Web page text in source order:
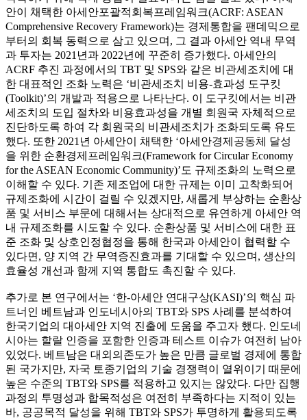
안이 채택한 아세안포괄적회복프레임워크(ACRF: ASEAN
Comprehensive Recovery Framework)는 경제통합을 팬데믹으로
부터의 회복 동력으로 삼고 있으며, 그 결과 아세안 역내 무역
과 투자는 2021년과 2022년에 꾸준히 증가했다. 아세안의
ACRF 추진 과정에서의 TBT 및 SPS와 같은 비관세조치에 대
한 대표적인 조화 노력은 ‘비관세조치 비용-효과성 도구킷
(Toolkit)’의 개발과 적용으로 나타난다. 이 도구킷에서는 비관
세조치의 도입 절차와 비용효과성을 개별 회원국 자체적으로
진단하도록 하여 각 회원국의 비관세조치가 조화되도록 유도
했다. 또한 2021년 아세안이 채택한 ‘아세안경제공동체 달성
을 위한 순환경제프레임워크(Framework for Circular Economy
for the ASEAN Economic Community)’도 규제조화의 노력으로
이해할 수 있다. 기존 제조업에 대한 규제는 이미 고착화되어
규제조화에 시간이 걸릴 수 있겠지만, 새롭게 부상하는 순환상
품 및 서비스 부문에 대해서는 상대적으로 유연하게 아세안 역
내 규제조화를 시도할 수 있다. 순환상품 및 서비스에 대한 표
준 조화 및 상호인정협정을 통해 한국과 아세안이 협력할 수
있다면, 양 지역 간 무역증진효과를 기대할 수 있으며, 생산의
효율성 개선과 함께 지역 통합도 촉진할 수 있다.
추가로 본 연구에서는 ‘한-아세안 연대구상(KASI)’의 핵심 파
트너인 베트남과 인도네시아의 TBT와 SPS 사례를 분석하여
한국기업의 대아세안 지역 진출에 도움을 주고자 했다. 인도네
시아는 할랄 인증을 포함한 인증과 테스트 이슈가 여전히 남아
있었다. 베트남은 대외의존도가 높은 만큼 글로벌 경제에 통합
된 국가지만, 자국 토종기업의 기술 경쟁력이 열위이기 때문에
높은 수준의 TBT와 SPS를 적용하고 있지는 않았다. 다만 집행
과정의 투명성과 합목적성은 여전히 부족하다는 지적이 있는
바, 공공목적 달성을 위해 TBT와 SPS가 투명하게 활용되도록